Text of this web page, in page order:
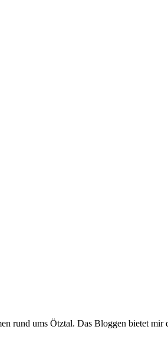
rund ums Ötztal. Das Bloggen bietet